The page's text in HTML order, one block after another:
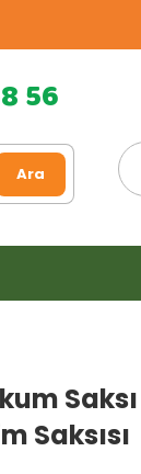
56
Ara
Saksısı